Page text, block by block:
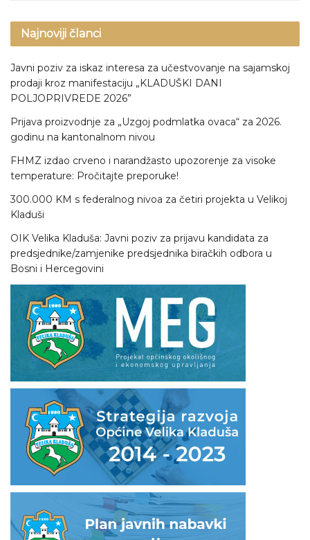
Najnoviji članci
Javni poziv za iskaz interesa za učestvovanje na sajamskoj
prodaji kroz manifestaciju „KLADUŠKI DANI
POLJOPRIVREDE 2026”
Prijava proizvodnje za „Uzgoj podmlatka ovaca“ za 2026.
godinu na kantonalnom nivou
FHMZ izdao crveno i narandžasto upozorenje za visoke
temperature: Pročitajte preporuke!
300.000 KM s federalnog nivoa za četiri projekta u Velikoj
Kladuši
OIK Velika Kladuša: Javni poziv za prijavu kandidata za
predsjednike/zamjenike predsjednika biračkih odbora u
Bosni i Hercegovini